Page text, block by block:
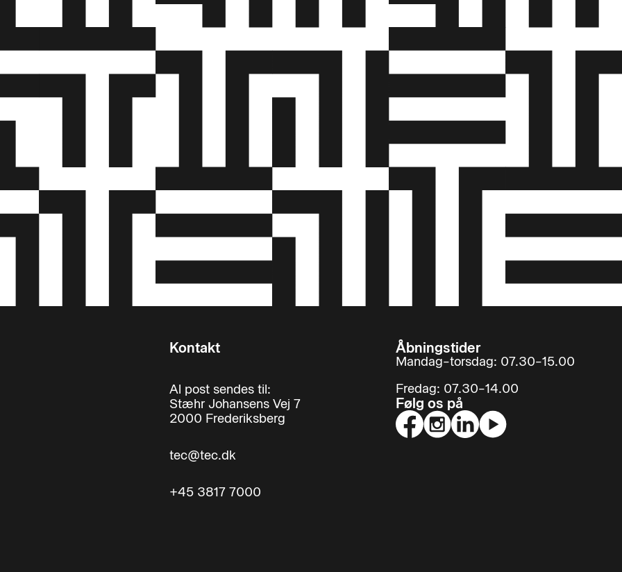
Kontakt
Al post sendes til:
Stæhr Johansens Vej 7
2000 Frederiksberg
tec@tec.dk
+45 3817 7000
Åbningstider
Mandag–torsdag: 07.30–15.00
Fredag: 07.30–14.00
Følg os på